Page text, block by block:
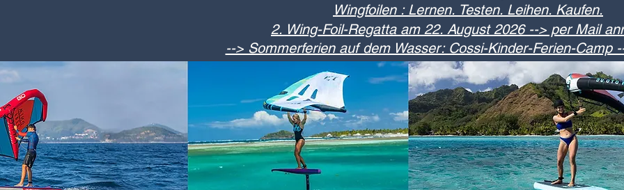
Wingfoilen : Lernen. Testen. Leihen. Kaufen.
2. Wing-Foil-Regatta am 22. August 2026 --> per Mail
--> Sommerferien auf dem Wasser: Cossi-Kinder-Ferien-Camp